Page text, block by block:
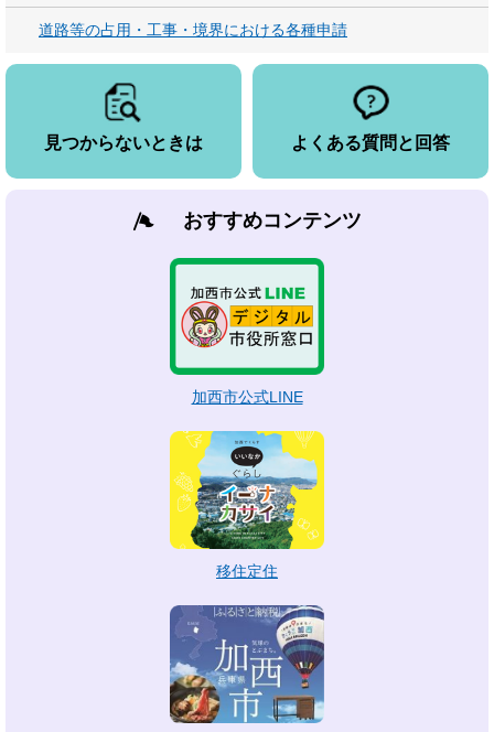
道路等の占用・工事・境界における各種申請
見つからないときは よくある質問と回答
おすすめコンテンツ
加西市公式LINE
移住定住